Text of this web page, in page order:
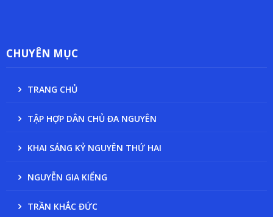
CHUYÊN MỤC
TRANG CHỦ
TẬP HỢP DÂN CHỦ ĐA NGUYÊN
KHAI SÁNG KỶ NGUYÊN THỨ HAI
NGUYỄN GIA KIỂNG
TRẦN KHẮC ĐỨC